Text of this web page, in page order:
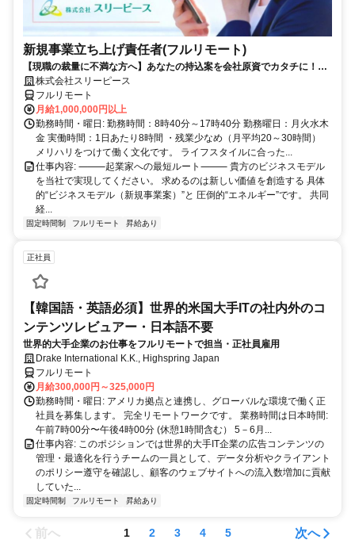
新規事業立ち上げ責任者(フルリモート)
【現職の裁量に不満な方へ】あなたの持込案を会社原資でカタチに！最
短6ヶ月で共同経営者の道へ
株式会社スリーピース
フルリモート
月給1,000,000円以上
勤務時間・曜日: 勤務時間：8時40分～17時40分 勤務曜日：月火水木
金 実働時間：1日あたり8時間 ・残業少なめ（月平均20～30時間）
メリハリをつけて働く文化です。 ライフスタイルに合った...
仕事内容: ⸻起業家への最短ルート⸻ 貴方のビジネスモデル
を当社で実現してください。 求めるのは新しい価値を創造する 具体
的“ビジネスモデル（新規事業案）”と 圧倒的“エネルギー”です。 共同
経...
固定時間制 フルリモート 昇給あり
正社員
【韓国語・英語必須】世界的米国大手ITの社内外のコ
ンテンツレビュアー・日本語不要
世界的大手企業のお仕事をフルリモートで担当・正社員雇用
Drake International K.K., Highspring Japan
フルリモート
月給300,000円～325,000円
勤務時間・曜日: アメリカ拠点と連携し、グローバルな環境で働く正
社員を募集します。 完全リモートワークです。 業務時間は日本時間:
午前7時00分〜午後4時00分 (休憩1時間含む） 5－6月...
仕事内容: このポジションでは世界的大手IT企業の広告コンテンツの
管理・最適化を行うチームの一員として、データ分析やクライアント
のポリシー遵守を確認し、顧客のウェブサイトへの流入数増加に貢献
していた...
固定時間制 フルリモート 昇給あり
前へ 1 2 3 4 5 次へ